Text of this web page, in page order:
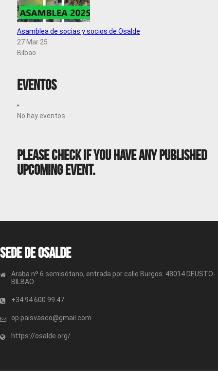
Asamblea de socias y socios de Osalde
27 Mar 25
Bilbao
Eventos
No hay eventos
Please Check If You Have Any Published
Upcoming Event.
Sede de OSALDE
Araba nº 6 semisótano, entrada por calle Burgos. 48014 DEUSTO-
BILBAO
+34 94 600 99 47
op.paisvasco@gmail.com
https://osalde.org/